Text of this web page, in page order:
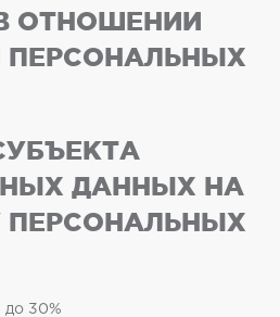
ОТНОШЕНИИ
ПЕРСОНАЛЬНЫХ
ДАННЫХ НА
ПЕРСОНАЛЬНЫХ
до 30%